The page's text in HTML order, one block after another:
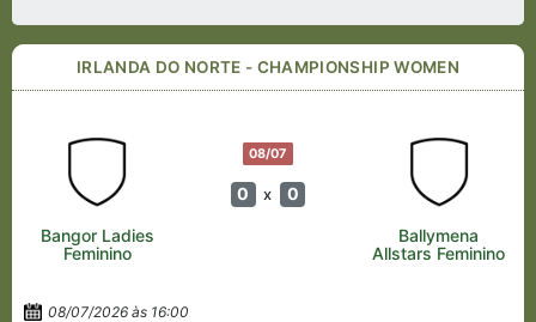
IRLANDA DO NORTE - CHAMPIONSHIP WOMEN
08/07
0 x 0
Bangor Ladies
Feminino
Ballymena
Allstars Feminino
08/07/2026 às 16:00